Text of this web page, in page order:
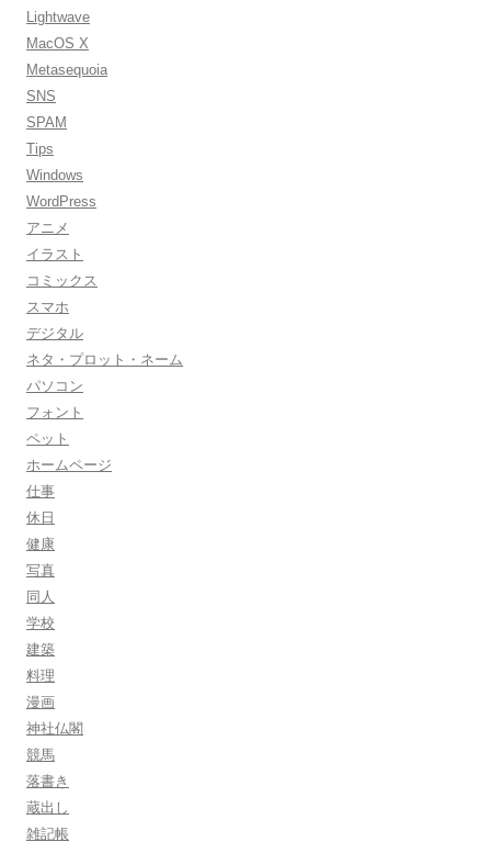
Lightwave
MacOS X
Metasequoia
SNS
SPAM
Tips
Windows
WordPress
アニメ
イラスト
コミックス
スマホ
デジタル
ネタ・プロット・ネーム
パソコン
フォント
ペット
ホームページ
仕事
休日
健康
写真
同人
学校
建築
料理
漫画
神社仏閣
競馬
落書き
蔵出し
雑記帳